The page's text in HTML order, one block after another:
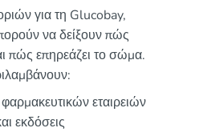
για τη Glucobay,
να δείξουν πώς
πώς επηρεάζει το σώμα.
εταιρειών
εκδόσεις